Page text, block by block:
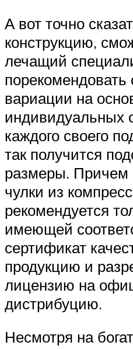
А вот точно
конструкцию,
лечащий
вариации на
индивидуальных
каждого своего
так получится
размеры. Причем
чулки из
рекомендуется
имеющей
сертификат
продукцию и
лицензию на
дистрибуцию.
Несмотря на